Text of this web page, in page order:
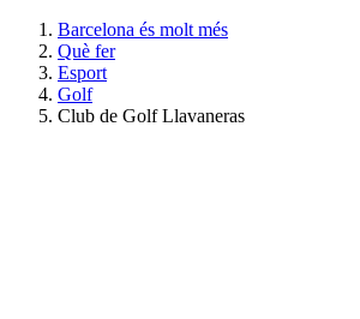
Barcelona és molt més
Què fer
Esport
Golf
Club de Golf Llavaneras